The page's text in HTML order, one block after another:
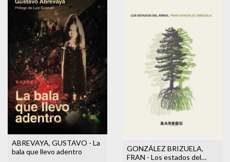
ABREVAYA, GUSTAVO - La
bala que llevo adentro
GONZÁLEZ BRIZUELA,
FRAN - Los estados del